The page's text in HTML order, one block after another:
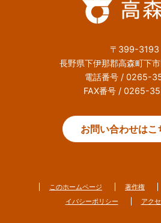
〒399-3193
長野県下伊那郡高森町下
電話番号 / 0265-
FAX番号 / 0265-
お問い合わせはこ
このホームページ 著作権
イバシーポリシー
アク